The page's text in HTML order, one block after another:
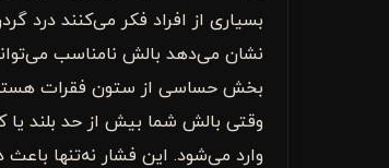
بسیاری از افراد فکر می‌کنند درد
نشان می‌دهد بالش نامناسب
بخش حساسی از ستون فقرات هستند
وقتی بالش شما بیش از حد بلند یا
وارد می‌شود. این فشار نه‌تنها